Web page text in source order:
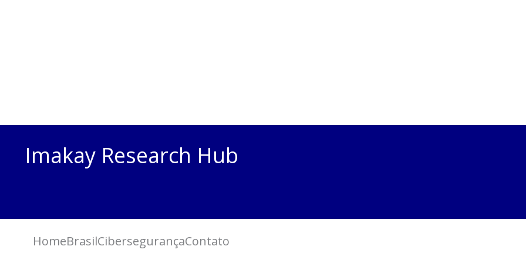
Imakay Research Hub
HomeBrasilCibersegurançaContato